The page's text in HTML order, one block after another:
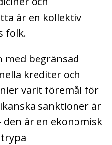
är en kollektiv
folk.
med begränsad
krediter och
varit föremål för
sanktioner är
är en ekonomisk